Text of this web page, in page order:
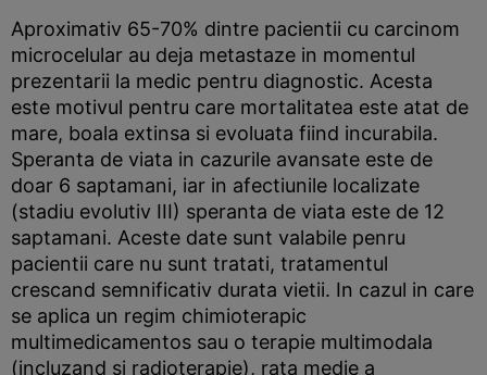
Aproximativ 65-70% dintre pacientii cu carcinom
microcelular au deja metastaze in momentul
prezentarii la medic pentru diagnostic. Acesta
este motivul pentru care mortalitatea este atat de
mare, boala extinsa si evoluata fiind incurabila.
Speranta de viata in cazurile avansate este de
doar 6 saptamani, iar in afectiunile localizate
(stadiu evolutiv III) speranta de viata este de 12
saptamani. Aceste date sunt valabile penru
pacientii care nu sunt tratati, tratamentul
crescand semnificativ durata vietii. In cazul in care
se aplica un regim chimioterapic
multimedicamentos sau o terapie multimodala
(incluzand si radioterapie), rata medie a